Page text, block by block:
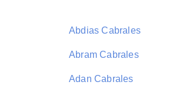
Abdias Cabrales
Abram Cabrales
Adan Cabrales